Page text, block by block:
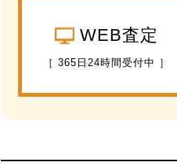
WEB査定
［ 365日24時間受付中 ］